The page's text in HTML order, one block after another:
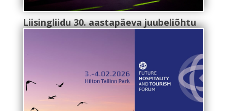
Liisingliidu 30. aastapäeva juubeliõhtu